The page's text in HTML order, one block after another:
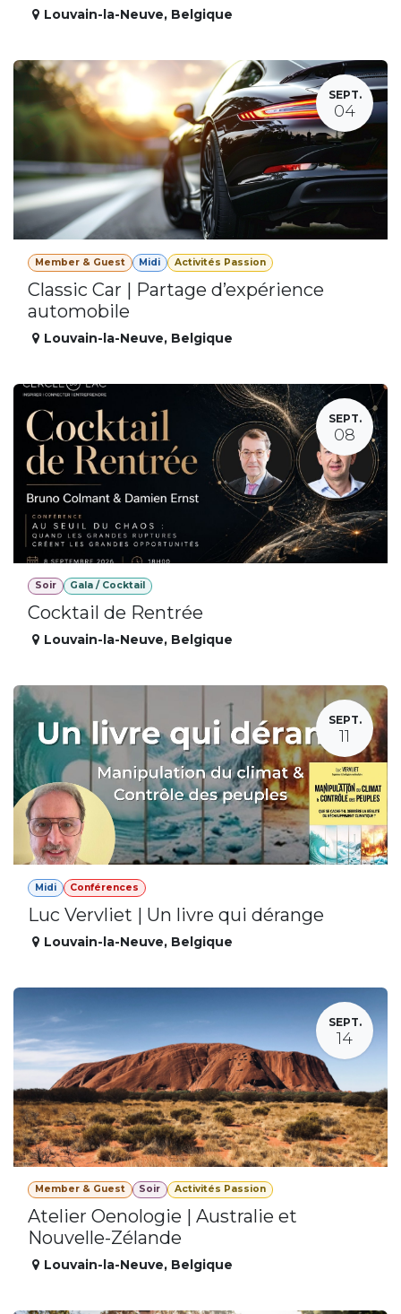
Louvain-la-Neuve, Belgique
SEPT.
04
Member & Guest Midi Activités Passion
Classic Car | Partage d’expérience
automobile
Louvain-la-Neuve, Belgique
SEPT.
08
Soir Gala / Cocktail
Cocktail de Rentrée
Louvain-la-Neuve, Belgique
SEPT.
11
Midi Conférences
Luc Vervliet | Un livre qui dérange
Louvain-la-Neuve, Belgique
SEPT.
14
Member & Guest Soir Activités Passion
Atelier Oenologie | Australie et
Nouvelle-Zélande
Louvain-la-Neuve, Belgique